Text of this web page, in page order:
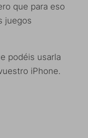
que para eso
juegos
podéis usarla
iPhone.